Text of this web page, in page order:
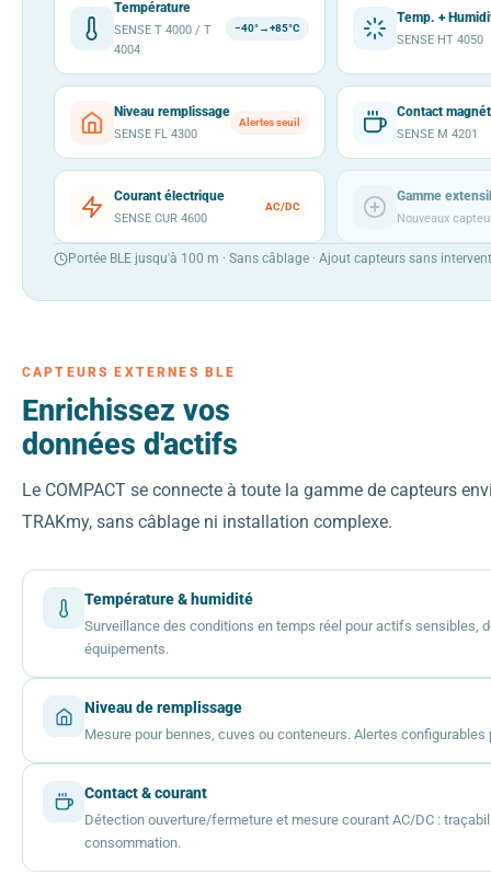
Température
SENSE T 4000 / T
4004
−40°→+85°C
Temp. +
SENSE HT 4050
Niveau remplissage
SENSE FL 4300
Alertes seuil
Contact
SENSE M 4201
Courant électrique
SENSE CUR 4600
AC/DC
Gamme
Nouveaux
Portée BLE jusqu'à 100 m · Sans câblage · Ajout capteurs sans
CAPTEURS EXTERNES BLE
Enrichissez vos
données d'actifs
Le COMPACT se connecte à toute la gamme de capteurs
TRAKmy, sans câblage ni installation complexe.
Température & humidité
Surveillance des conditions en temps réel pour actifs sensibles,
équipements.
Niveau de remplissage
Mesure pour bennes, cuves ou conteneurs. Alertes configurables
Contact & courant
Détection ouverture/fermeture et mesure courant AC/DC :
consommation.